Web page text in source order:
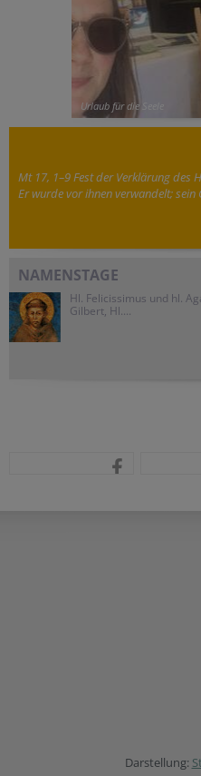
Urlaub für die Seele
Mt 17, 1–9 Fest der Verklärung des
Er wurde vor ihnen verwandelt; sein
NAMENSTAGE
Hl. Felicissimus und hl.
Gilbert, Hl....
Darstellung: